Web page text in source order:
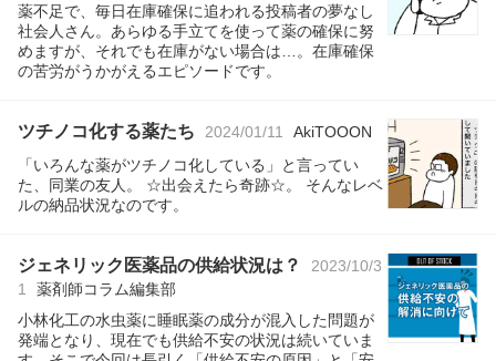
薬不足で、毎日在庫確保に追われる投稿者の夢なし
社会人さん。あらゆる手立てを使って薬の確保に努
めますが、それでも在庫がない場合は…。在庫確保
の苦労がうかがえるエピソードです。
ツチノコ化する薬たち 2024/01/11 AkiTOOON
「いろんな薬がツチノコ化している」と言ってい
た、同業の友人。 ☆出会えたら奇跡☆。 そんなレベ
ルの納品状況なのです。
ジェネリック医薬品の供給状況は？
2023/10/3
1
薬剤師コラム編集部
小林化工の水虫薬に睡眠薬の成分が混入した問題が
発端となり、現在でも供給不安の状況は続いていま